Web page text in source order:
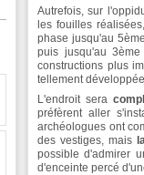
Autrefois, sur
les fouilles
phase jusqu'au
puis jusqu'au
constructions plus
tellement
L'endroit sera
préfèrent aller
archéologues ont
des vestiges, mais
possible d'admirer
d'enceinte percé